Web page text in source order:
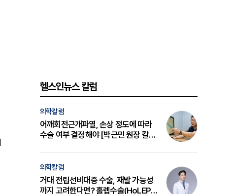
헬스인뉴스 칼럼
의학칼럼
어깨회전근개파열, 손상 정도에 따라
수술 여부 결정해야 [박근민 원장 칼
의학칼럼
거대 전립선비대증 수술, 재발 가능성
까지 고려한다면? 홀렙수술(HoLEP)